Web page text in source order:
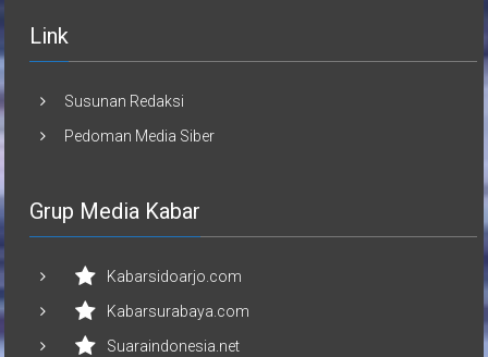
Link
Susunan Redaksi
Pedoman Media Siber
Grup Media Kabar
Kabarsidoarjo.com
Kabarsurabaya.com
Suaraindonesia.net